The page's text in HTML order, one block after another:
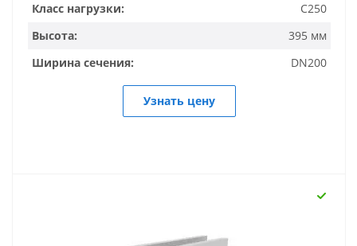
Класс нагрузки:
C250
Высота:
395 мм
Ширина сечения:
DN200
Узнать цену